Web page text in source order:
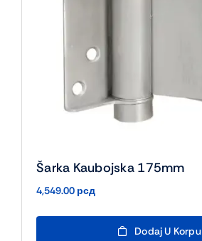
Šarka Kaubojska 175mm
4,549.00 рсд
Dodaj U Korpu